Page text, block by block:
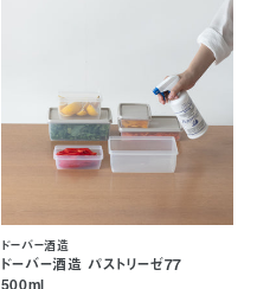
ドーバー酒造 パストリーゼ77
500ml
ドーバー酒造